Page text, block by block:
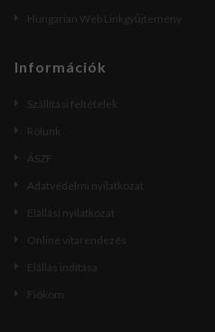
Hungarian Web Linkgyűjtemény
Információk
Szállítási feltételek
Rólunk
ÁSZF
Adatvédelmi nyilatkozat
Elállási nyilatkozat
Online vitarendezés
Elállás indítása
Fiókom